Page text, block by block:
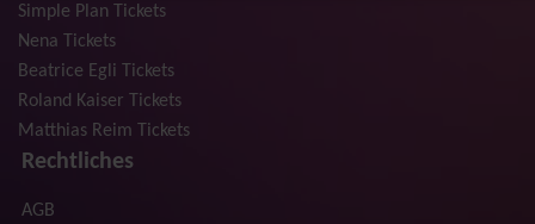
Simple Plan Tickets
Nena Tickets
Beatrice Egli Tickets
Roland Kaiser Tickets
Matthias Reim Tickets
Rechtliches
AGB